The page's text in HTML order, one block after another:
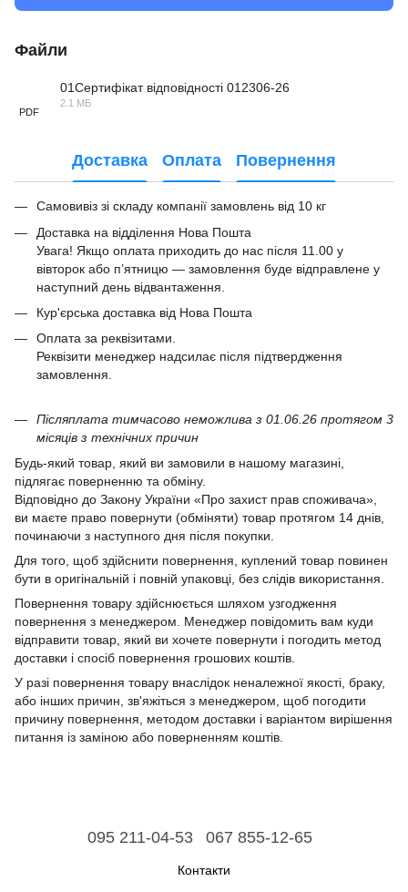
Файли
PDF
01Сертифікат відповідності 012306-26
2.1 МБ
Доставка Оплата Повернення
Самовивіз зі складу компанії замовлень від 10 кг
Доставка на відділення Нова Пошта
Увага! Якщо оплата приходить до нас після 11.00 у
вівторок або п’ятницю — замовлення буде відправлене у
наступний день відвантаження.
Кур'єрська доставка від Нова Пошта
Оплата за реквізитами.
Реквізити менеджер надсилає після підтвердження
замовлення.
Післяплата тимчасово неможлива з 01.06.26 протягом 3
місяців з технічних причин
Будь-який товар, який ви замовили в нашому магазині,
підлягає поверненню та обміну.
Відповідно до Закону України «Про захист прав споживача»,
ви маєте право повернути (обміняти) товар протягом 14 днів,
починаючи з наступного дня після покупки.
Для того, щоб здійснити повернення, куплений товар повинен
бути в оригінальній і повній упаковці, без слідів використання.
Повернення товару здійснюється шляхом узгодження
повернення з менеджером. Менеджер повідомить вам куди
відправити товар, який ви хочете повернути і погодить метод
доставки і спосіб повернення грошових коштів.
У разі повернення товару внаслідок неналежної якості, браку,
або інших причин, зв'яжіться з менеджером, щоб погодити
причину повернення, методом доставки і варіантом вирішення
питання із заміною або поверненням коштів.
095 211-04-53 067 855-12-65
Контакти